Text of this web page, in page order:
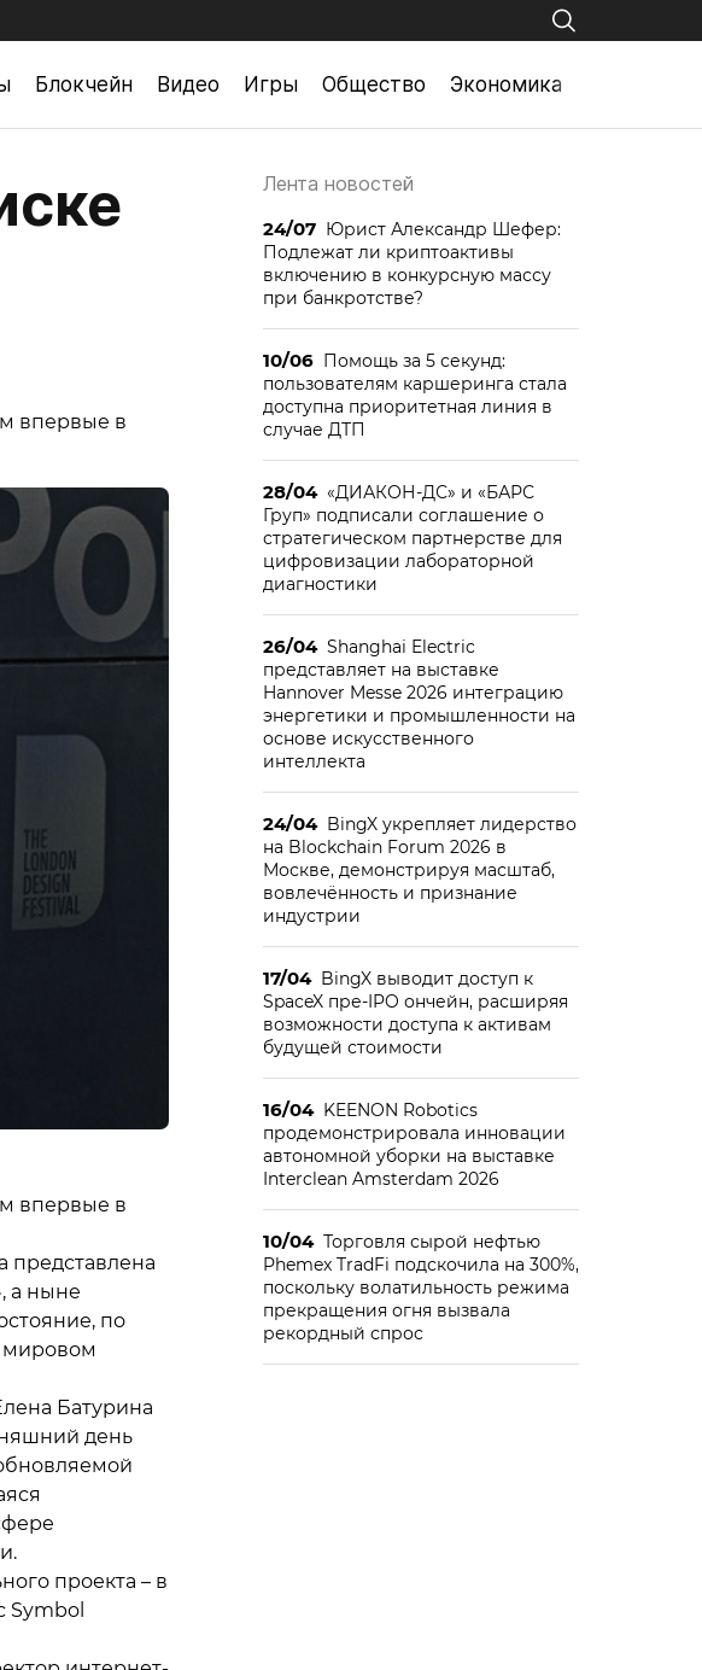
Блокчейн Видео Игры Общество Экономика
впервые в
впервые в
представлена
а ныне
по
мировом
Батурина
день
проекта – в
Symbol
Лента новостей
24/07 Юрист Александр Шефер:
Подлежат ли криптоактивы
включению в конкурсную массу
при банкротстве?
10/06 Помощь за 5 секунд:
пользователям каршеринга стала
доступна приоритетная линия в
случае ДТП
28/04 «ДИАКОН-ДС» и «БАРС
Груп» подписали соглашение о
стратегическом партнерстве для
цифровизации лабораторной
диагностики
26/04 Shanghai Electric
представляет на выставке
Hannover Messe 2026 интеграцию
энергетики и промышленности на
основе искусственного
интеллекта
24/04 BingX укрепляет лидерство
на Blockchain Forum 2026 в
Москве, демонстрируя масштаб,
вовлечённость и признание
индустрии
17/04 BingX выводит доступ к
SpaceX пре-IPO ончейн, расширяя
возможности доступа к активам
будущей стоимости
16/04 KEENON Robotics
продемонстрировала инновации
автономной уборки на выставке
Interclean Amsterdam 2026
10/04 Торговля сырой нефтью
Phemex TradFi подскочила на 300%,
поскольку волатильность режима
прекращения огня вызвала
рекордный спрос